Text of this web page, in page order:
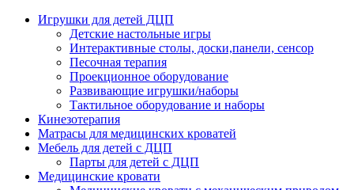
Игрушки для детей ДЦП
Детские настольные игры
Интерактивные столы, доски,панели, сенсор
Песочная терапия
Проекционное оборудование
Развивающие игрушки/наборы
Тактильное оборудование и наборы
Кинезотерапия
Матрасы для медицинских кроватей
Мебель для детей с ДЦП
Парты для детей с ДЦП
Медицинские кровати